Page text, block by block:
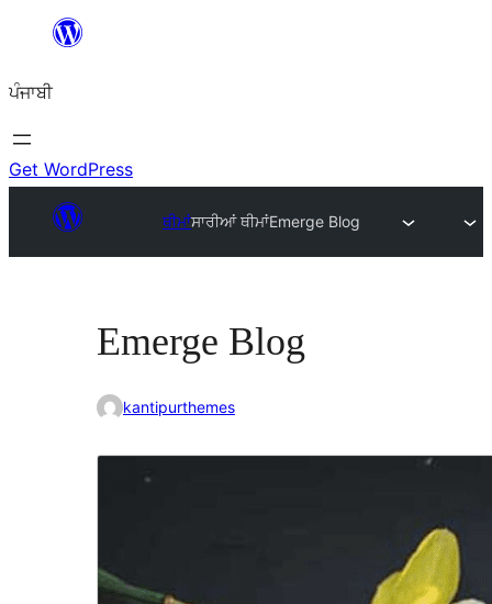
'ਤੇ
ਜਾਓ
ਪੰਜਾਬੀ
Get WordPress
ਥੀਮਾਂਸਾਰੀਆਂ ਥੀਮਾਂEmerge Blog
Emerge Blog
kantipurthemes